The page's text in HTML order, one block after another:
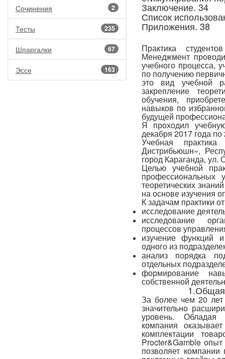
2
Сочинения
235
Тесты
67
Шпаргалки
163
Эссе
Заключение. 34
Список
Приложения. 38
Практика
Менеджмент
учебного процесса,
по получению
это вид учебной
закрепление
обучения,
навыков по
будущей
Я проходил
декабря 2017 года
Учебная
Дистрибьюшн»,
город Караганда, ул.
Целью учебной
профессиональных
теоретических
на основе изучения
К задачам практики
исследование
исследование
процессов
изучение функций
одного из
анализ порядка
отдельных
формирование
собственной
1.Общая
За более чем 20
значительно
уровень. Обладая
компания
комплектации
Procter&Gamble
позволяет